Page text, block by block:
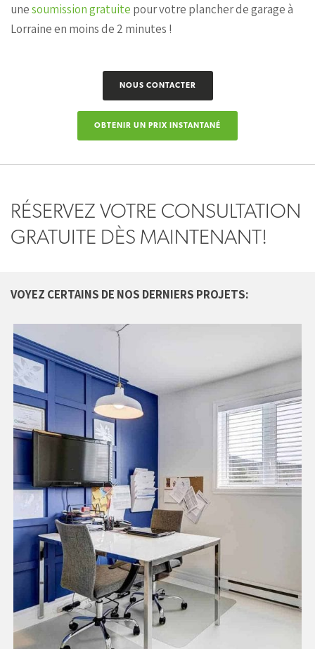
unesoumission gratuite pour votre plancher de garage à
Lorraine en moins de 2 minutes !
NOUS CONTACTER
OBTENIR UN PRIX INSTANTANÉ
RÉSERVEZ VOTRE CONSULTATION
GRATUITE DÈS MAINTENANT!
VOYEZ CERTAINS DE NOS DERNIERS PROJETS: